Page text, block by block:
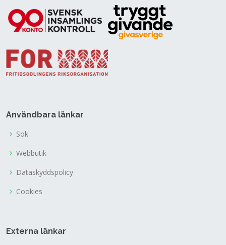
Användbara länkar
Sök
Webbutik
Dataskyddspolicy
Cookies
Externa länkar